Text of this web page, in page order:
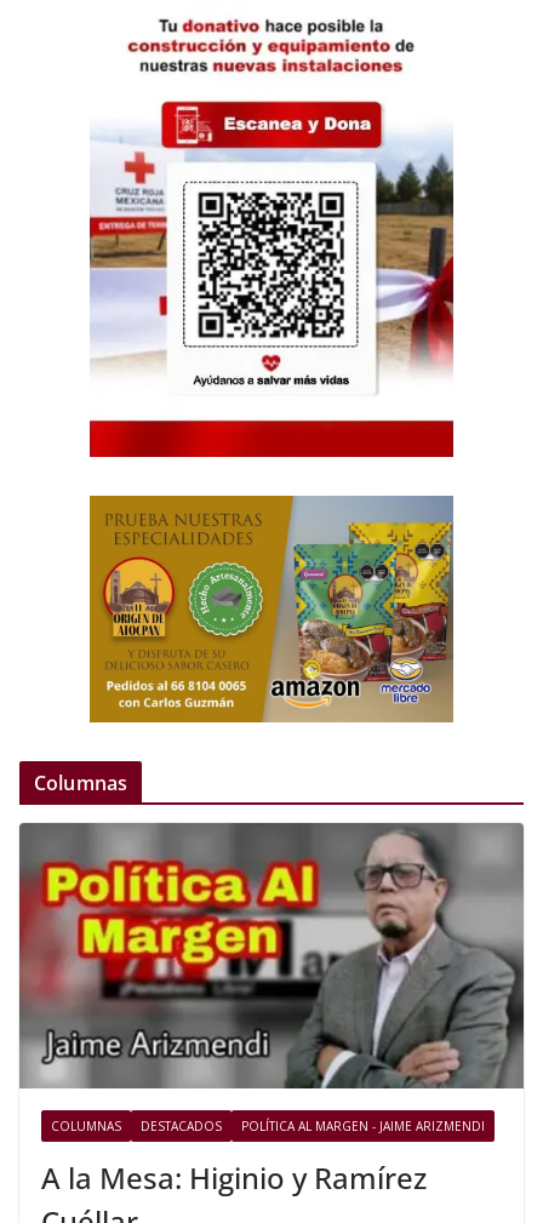
Columnas
COLUMNAS DESTACADOS POLÍTICA AL MARGEN - JAIME ARIZMENDI
A la Mesa: Higinio y Ramírez